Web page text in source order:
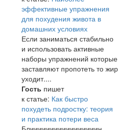
эффективные упражнения
для похудения живота в
домашних условиях
Если заниматься стабильно
и использовать активные
наборы упражнений которые
заставляют пропотеть то жир
уходит....
Гость пишет
к статье: Как быстро
похудеть подростку: теория
и практика потери веса